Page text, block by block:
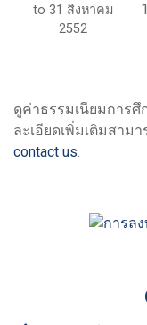
to 31 สิงหาคม
2552
ดูค่าธรรมเนียมการศึ
ละเอียดเพิ่มเติมสาม
contact us.